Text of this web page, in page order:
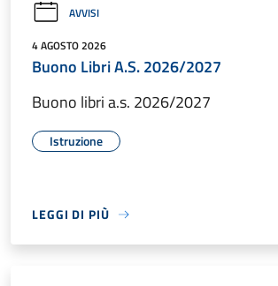
AVVISI
4 AGOSTO 2026
Buono Libri A.S. 2026/2027
Buono libri a.s. 2026/2027
Istruzione
LEGGI DI PIÙ